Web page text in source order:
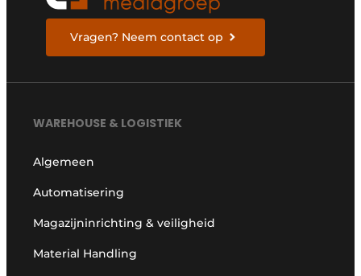
Vragen? Neem contact op
WAREHOUSE & LOGISTIEK
Algemeen
Automatisering
Magazijninrichting & veiligheid
Material Handling